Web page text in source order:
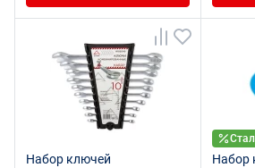
Набор ключей
Набор